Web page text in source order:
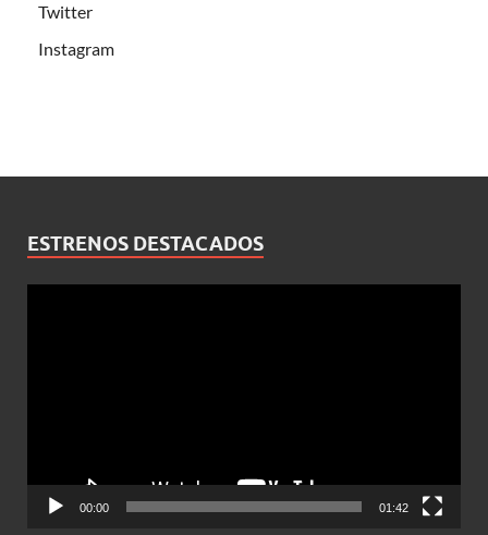
Twitter
Instagram
ESTRENOS DESTACADOS
00:00 01:42